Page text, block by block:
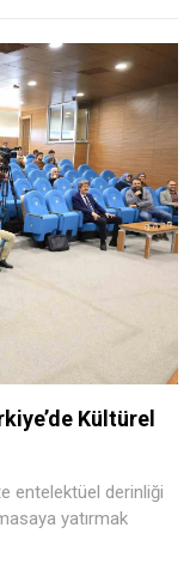
Kültürel
entelektüel derinliği
yatırmak